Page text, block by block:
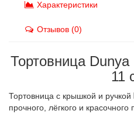
Характеристики
Отзывов (0)
Тортовница
11
Тортовница с крышкой и ручкой
прочного, лёгкого и красочного